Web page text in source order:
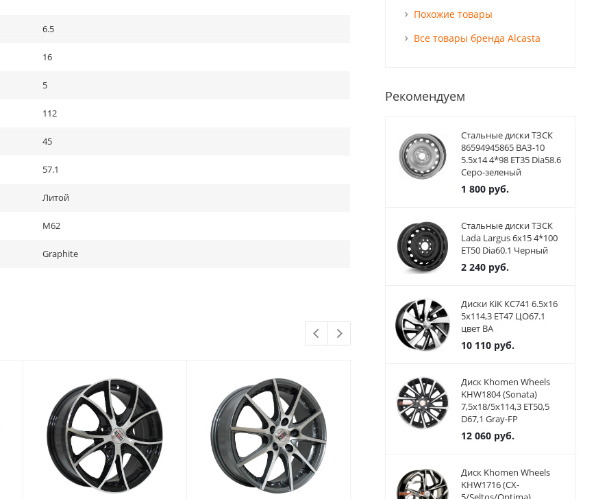
6.5
16
5
112
45
57.1
Литой
M62
Graphite
Похожие товары
Все товары бренда Alcasta
Рекомендуем
Стальные диски ТЗСК
86594945865 ВАЗ-10
5.5x14 4*98 ET35 Dia58.6
Серо-зеленый
1 800руб.
Стальные диски ТЗСК
Lada Largus 6x15 4*100
ET50 Dia60.1 Черный
2 240руб.
Диски KiK КС741 6.5x16
5x114,3 ET47 ЦО67.1
цвет BA
10 110руб.
Диск Khomen Wheels
KHW1804 (Sonata)
7,5x18/5x114,3 ET50,5
D67,1 Gray-FP
12 060руб.
Диск Khomen Wheels
KHW1716 (CX-